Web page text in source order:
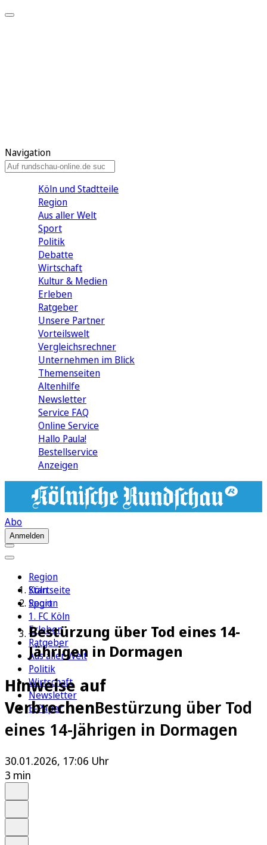
Navigation
Köln und Stadtteile
Region
Aus aller Welt
Sport
Politik
Debatte
Wirtschaft
Kultur & Medien
Erleben
Ratgeber
Unsere Partner
Vorteilswelt
Vergleichsrechner
Unternehmen im Blick
Themenseiten
Altenhilfe
Newsletter
Service FAQ
Online Service
Hallo Paula!
Bestellservice
Anzeigen
Abo
Anmelden
Region
Köln
Sport
1. FC Köln
Erleben
Ratgeber
Aus aller Welt
Politik
Wirtschaft
Newsletter
E-Paper
Startseite
Region
Bestürzung über Tod eines 14-
Jährigen in Dormagen
Hinweise auf
VerbrechenBestürzung über Tod
eines 14-Jährigen in Dormagen
30.01.2026, 17:06 Uhr
3 min